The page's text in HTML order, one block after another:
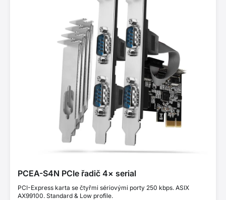
PCEA-S4N PCIe řadič 4× serial
PCI-Express karta se čtyřmi sériovými porty 250 kbps. ASIX
AX99100. Standard & Low profile.